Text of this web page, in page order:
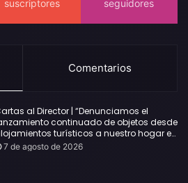
Comentarios
al Director | “Denunciamos el
continuado de objetos desde
turísticos a nuestro hogar en
Podría haber causado una
7 de agosto de 2026